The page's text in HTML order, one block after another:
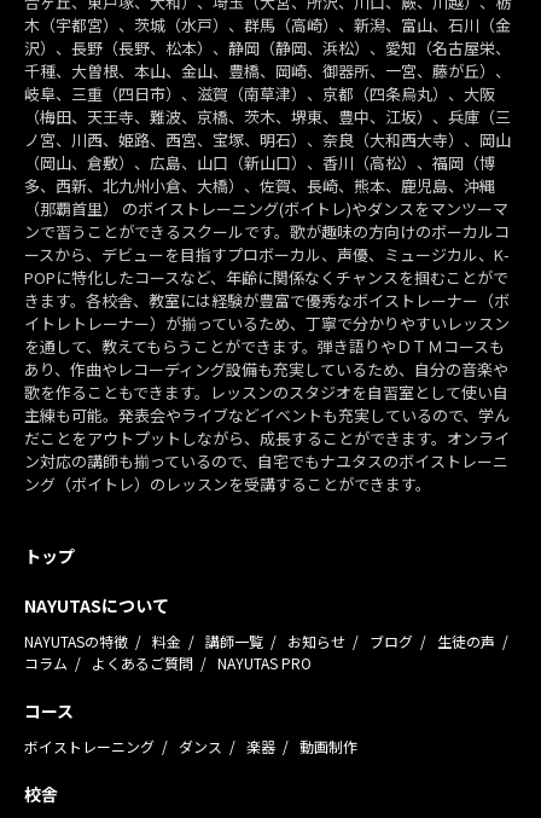
木（宇都宮）、茨城（水戸）、群馬（高崎）、新潟、富山、石川（金
沢）、長野（長野、松本）、静岡（静岡、浜松）、愛知（名古屋栄、
千種、大曽根、本山、金山、豊橋、岡崎、御器所、一宮、藤が丘）、
岐阜、三重（四日市）、滋賀（南草津）、京都（四条烏丸）、大阪
（梅田、天王寺、難波、京橋、茨木、堺東、豊中、江坂）、兵庫（三
ノ宮、川西、姫路、西宮、宝塚、明石）、奈良（大和西大寺）、岡山
（岡山、倉敷）、広島、山口（新山口）、香川（高松）、福岡（博
多、西新、北九州小倉、大橋）、佐賀、長崎、熊本、鹿児島、沖縄
（那覇首里） のボイストレーニング(ボイトレ)やダンスをマンツーマ
ンで習うことができるスクールです。歌が趣味の方向けのボーカルコ
ースから、デビューを目指すプロボーカル、声優、ミュージカル、K-
POPに特化したコースなど、年齢に関係なくチャンスを掴むことがで
きます。各校舎、教室には経験が豊富で優秀なボイストレーナー（ボ
イトレトレーナー）が揃っているため、丁寧で分かりやすいレッスン
を通して、教えてもらうことができます。弾き語りやＤＴＭコースも
あり、作曲やレコーディング設備も充実しているため、自分の音楽や
歌を作ることもできます。レッスンのスタジオを自習室として使い自
主練も可能。発表会やライブなどイベントも充実しているので、学ん
だことをアウトプットしながら、成長することができます。オンライ
ン対応の講師も揃っているので、自宅でもナユタスのボイストレーニ
ング（ボイトレ）のレッスンを受講することができます。
トップ
NAYUTASについて
NAYUTASの特徴 料金 講師一覧 お知らせ ブログ
生徒の声
コラム
よくあるご質問 NAYUTAS PRO
コース
ボイストレーニング ダンス 楽器 動画制作
校舎